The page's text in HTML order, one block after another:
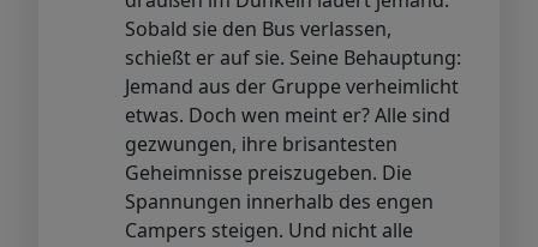
Sobald sie den Bus verlassen,
schießt er auf sie. Seine Behauptung:
Jemand aus der Gruppe verheimlicht
etwas. Doch wen meint er? Alle sind
gezwungen, ihre brisantesten
Geheimnisse preiszugeben. Die
Spannungen innerhalb des engen
Campers steigen. Und nicht alle